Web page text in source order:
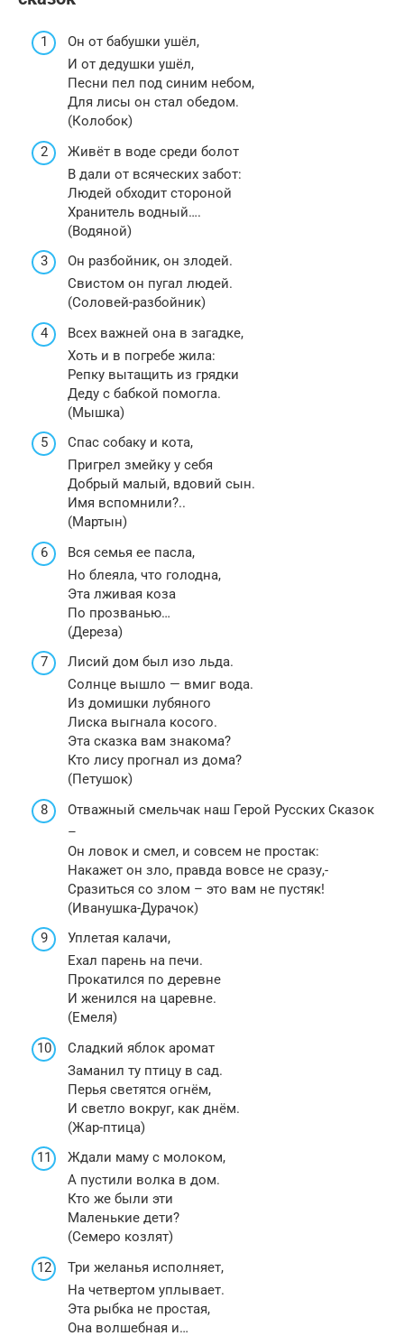
Он от бабушки ушёл,
И от дедушки ушёл,
Песни пел под синим небом,
Для лисы он стал обедом.
(Колобок)
Живёт в воде среди болот
В дали от всяческих забот:
Людей обходит стороной
Хранитель водный….
(Водяной)
Он разбойник, он злодей.
Свистом он пугал людей.
(Соловей-разбойник)
Всех важней она в загадке,
Хоть и в погребе жила:
Репку вытащить из грядки
Деду с бабкой помогла.
(Мышка)
Спас собаку и кота,
Пригрел змейку у себя
Добрый малый, вдовий сын.
Имя вспомнили?..
(Мартын)
Вся семья ее пасла,
Но блеяла, что голодна,
Эта лживая коза
По прозванью…
(Дереза)
Лисий дом был изо льда.
Солнце вышло — вмиг вода.
Из домишки лубяного
Лиска выгнала косого.
Эта сказка вам знакома?
Кто лису прогнал из дома?
(Петушок)
Отважный смельчак наш Герой Русских Сказок
–
Он ловок и смел, и совсем не простак:
Накажет он зло, правда вовсе не сразу,-
Сразиться со злом – это вам не пустяк!
(Иванушка-Дурачок)
Уплетая калачи,
Ехал парень на печи.
Прокатился по деревне
И женился на царевне.
(Емеля)
Сладкий яблок аромат
Заманил ту птицу в сад.
Перья светятся огнём,
И светло вокруг, как днём.
(Жар-птица)
Ждали маму с молоком,
А пустили волка в дом.
Кто же были эти
Маленькие дети?
(Семеро козлят)
Три желанья исполняет,
На четвертом уплывает.
Эта рыбка не простая,
Она волшебная и…